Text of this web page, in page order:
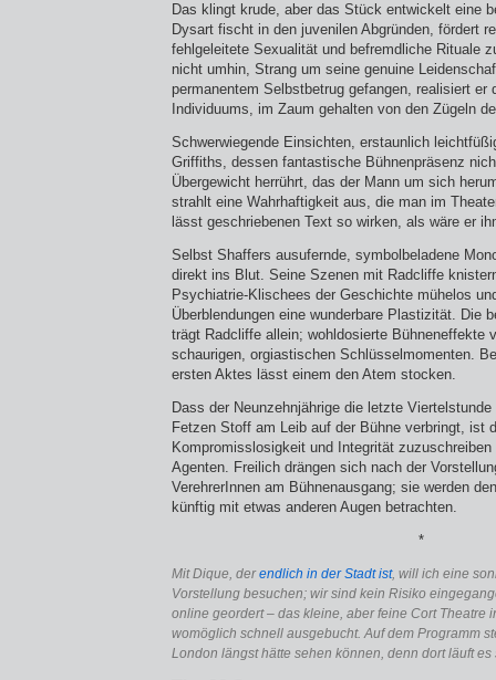
Das klingt krude, aber das Stück entwickelt eine
Dysart fischt in den juvenilen Abgründen, fördert
fehlgeleitete Sexualität und befremdliche Rituale
nicht umhin, Strang um seine genuine
permanentem Selbstbetrug gefangen, realisiert er
Individuums, im Zaum gehalten von den Zügeln
Schwerwiegende Einsichten, erstaunlich
Griffiths, dessen fantastische Bühnenpräsenz
Übergewicht herrührt, das der Mann um sich
strahlt eine Wahrhaftigkeit aus, die man im
lässt geschriebenen Text so wirken, als wäre er
Selbst Shaffers ausufernde, symbolbeladene
direkt ins Blut. Seine Szenen mit Radcliffe
Psychiatrie-Klischees der Geschichte mühelos
Überblendungen eine wunderbare Plastizität. Die
trägt Radcliffe allein; wohldosierte Bühneneffekte
schaurigen, orgiastischen Schlüsselmomenten.
ersten Aktes lässt einem den Atem stocken.
Dass der Neunzehnjährige die letzte
Fetzen Stoff am Leib auf der Bühne verbringt, ist
Kompromisslosigkeit und Integrität
Agenten. Freilich drängen sich nach der
VerehrerInnen am Bühnen­ausgang; sie werden
künftig mit etwas anderen Augen betrachten.
*
Mit Dique, derendlich in der Stadt ist, will ich eine
Vorstellung besuchen; wir sind kein Risiko
online geordert – das kleine, aber feine Cort Theatre
womöglich schnell ausgebucht. Auf dem Programm
London längst hätte sehen können, denn dort läuft